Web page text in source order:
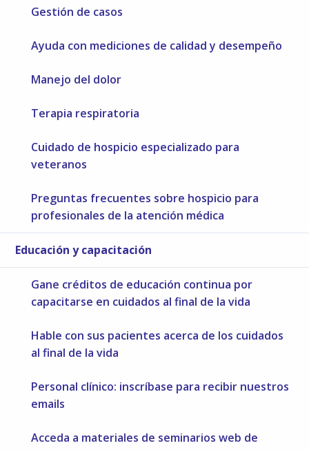
Gestión de casos
Ayuda con mediciones de calidad y desempeño
Manejo del dolor
Terapia respiratoria
Cuidado de hospicio especializado para
veteranos
Preguntas frecuentes sobre hospicio para
profesionales de la atención médica
Educación y capacitación
Gane créditos de educación continua por
capacitarse en cuidados al final de la vida
Hable con sus pacientes acerca de los cuidados
al final de la vida
Personal clínico: inscríbase para recibir nuestros
emails
Acceda a materiales de seminarios web de